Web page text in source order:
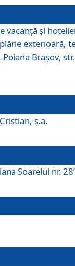
vacanţă şi
exterioară,
Braşov,
ş.a.
Soarelui nr.